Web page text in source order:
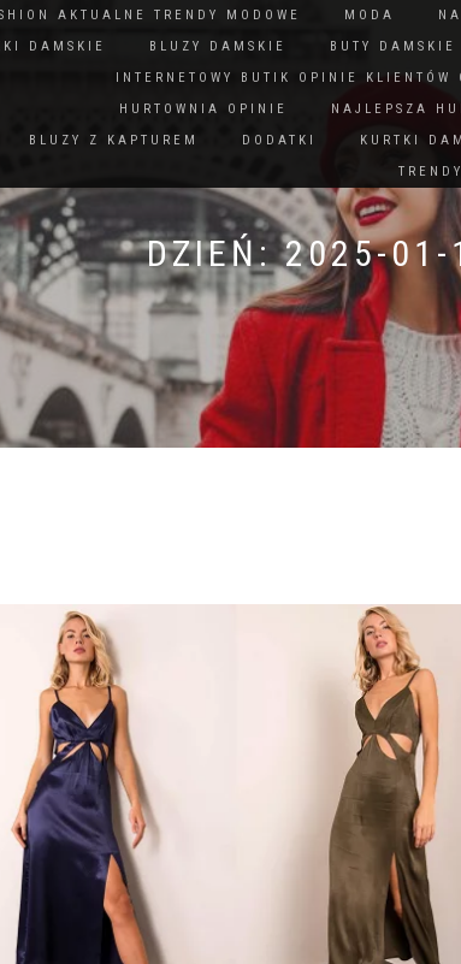
AKTUALNE TRENDY MODOWE MODA
DAMSKIE
BLUZY DAMSKIE BUTY DAMSKIE
INTERNETOWY BUTIK OPINIE KLIENTÓW
HURTOWNIA OPINIE
NAJLEPSZA
BLUZY Z KAPTUREM
DODATKI KURTKI
TRENDY
DZIEŃ:2025-01-